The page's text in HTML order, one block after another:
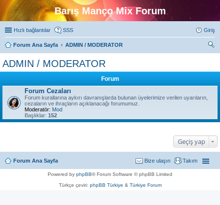
Barış Manço Mix Forum
Hızlı bağlantılar SSS Giriş
Forum Ana Sayfa
ADMIN / MODERATOR
ADMIN / MODERATOR
Forum
Forum Cezaları
Forum kurallarına aykırı davranışlarda bulunan üyelerimize verilen uyarıların,
cezaların ve ihraçların açıklanacağı forumumuz.
Moderatör: Mod
Başlıklar: 152
Geçiş yap
Forum Ana Sayfa Takım
Bize ulaşın
Powered by phpBB® Forum Software © phpBB Limited
Türkçe çeviri: phpBB Türkiye & Türkiye Forum